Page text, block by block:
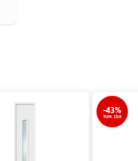
-43%
TOM. 15/8